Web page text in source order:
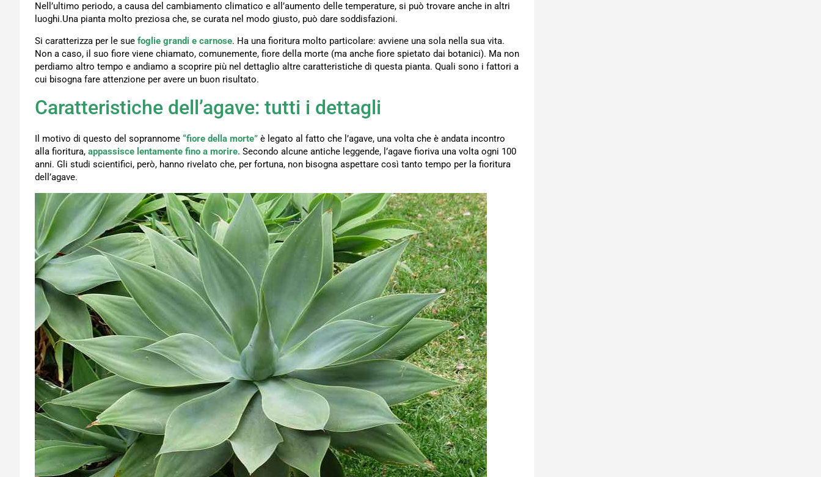
Nell’ultimo periodo, a causa del cambiamento climatico e all’aumento delle temperature, si può trovare anche in altri
luoghi.Una pianta molto preziosa che, se curata nel modo giusto, può dare soddisfazioni.
Si caratterizza per le sue foglie grandi e carnose. Ha una fioritura molto particolare: avviene una sola nella sua vita.
Non a caso, il suo fiore viene chiamato, comunemente, fiore della morte (ma anche fiore spietato dai botanici). Ma non
perdiamo altro tempo e andiamo a scoprire più nel dettaglio altre caratteristiche di questa pianta. Quali sono i fattori a
cui bisogna fare attenzione per avere un buon risultato.
Caratteristiche dell’agave: tutti i dettagli
Il motivo di questo del soprannome “fiore della morte” è legato al fatto che l’agave, una volta che è andata incontro
alla fioritura, appassisce lentamente fino a morire. Secondo alcune antiche leggende, l’agave fioriva una volta ogni 100
anni. Gli studi scientifici, però, hanno rivelato che, per fortuna, non bisogna aspettare così tanto tempo per la fioritura
dell’agave.